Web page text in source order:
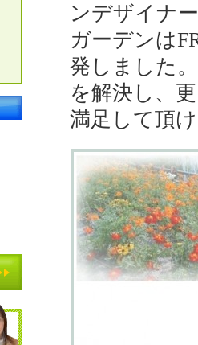
ンデザイナ
ガーデンは
発しました
を解決し、
満足して頂